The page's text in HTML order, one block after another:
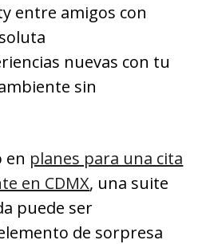
entre amigos con
nuevas con tu
sin
en planes para una cita
en CDMX, una suite
puede ser
de sorpresa